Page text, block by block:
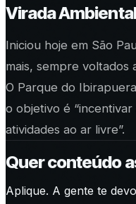
Virada
Iniciou hoje em São
mais, sempre voltados
O Parque do
o objetivo é
atividades ao ar livre”.
Quer conteúdo
Aplique. A gente te